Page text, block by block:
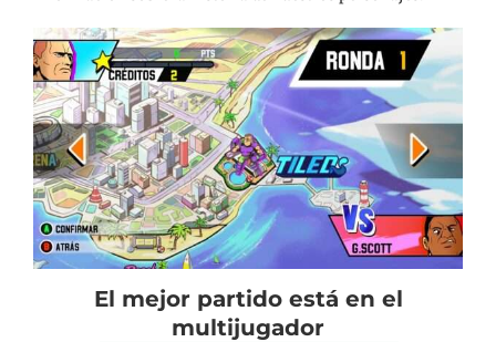
El mejor partido está en el
multijugador